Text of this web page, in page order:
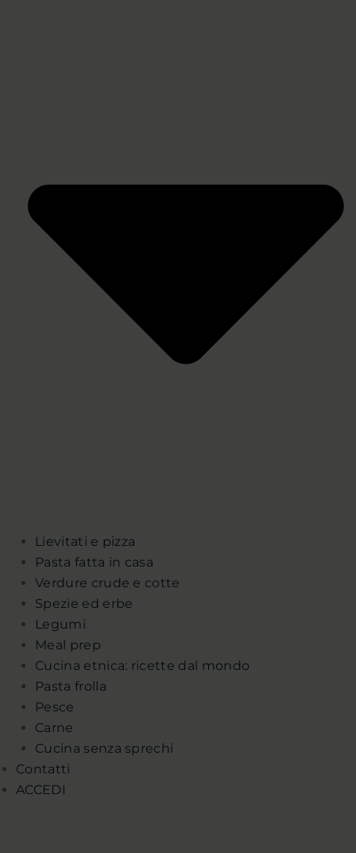
Lievitati e pizza
Pasta fatta in casa
Verdure crude e cotte
Spezie ed erbe
Legumi
Meal prep
Cucina etnica: ricette dal mondo
Pasta frolla
Pesce
Carne
Cucina senza sprechi
Contatti
ACCEDI